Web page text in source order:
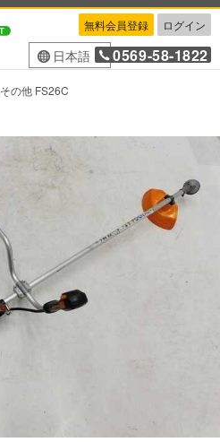
無料会員登録 ログイン
日本語 0569-58-1822
その他 FS26C